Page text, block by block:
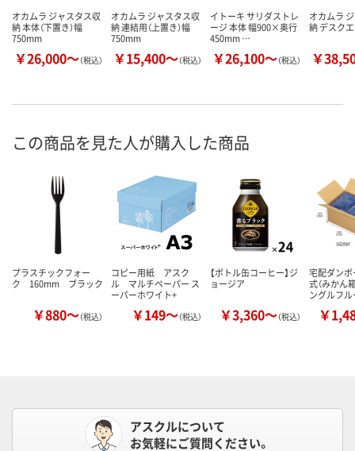
オカムラ ジャスタス収
納 本体（下置き）幅
750mm
￥26,000～（税込）
オカムラ ジャスタス収
納 連結用（上置き）幅
750mm
￥15,400～（税込）
イトーキ サリダストレ
ージ 本体 幅900×奥行
450mm …
￥26,100～（税込）
オカムラ
納 デスク
￥
この商品を見た人が購入した商品
プラスチックフォー
ク 160mm ブラック
￥880～（税込）
コピー用紙 アスク
ル マルチペーパー ス
ーパーホワイト+
￥149～（税込）
【ボトル缶コーヒー】ジ
ョージア
￥3,360～（税込）
宅配ダンボ
式（みかん
ングルフ
￥
アスクルについて
お気軽にご質問ください。